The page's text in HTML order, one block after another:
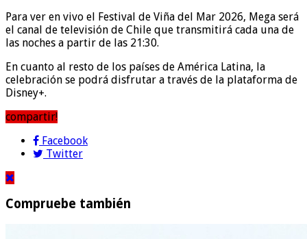
Para ver en vivo el Festival de Viña del Mar 2026, Mega será
el canal de televisión de Chile que transmitirá cada una de
las noches a partir de las 21:30.
En cuanto al resto de los países de América Latina, la
celebración se podrá disfrutar a través de la plataforma de
Disney+.
compartir!
Facebook
Twitter
Compruebe también